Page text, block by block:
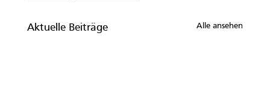
Aktuelle Beiträge Alle ansehen